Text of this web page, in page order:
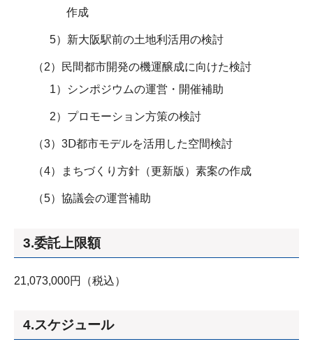
作成
5）新大阪駅前の土地利活用の検討
（2）民間都市開発の機運醸成に向けた検討
1）シンポジウムの運営・開催補助
2）プロモーション方策の検討
（3）3Ⅾ都市モデルを活用した空間検討
（4）まちづくり方針（更新版）素案の作成
（5）協議会の運営補助
3.委託上限額
21,073,000円（税込）
4.スケジュール